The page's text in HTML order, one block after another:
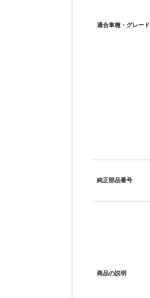
適合車種・グレー
純正部品番号
商品の説明